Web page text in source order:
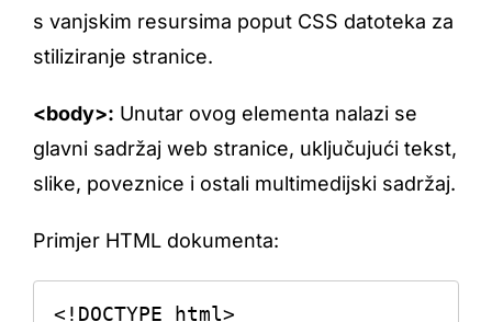
s vanjskim resursima poput CSS datoteka za
stiliziranje stranice.
<body>: Unutar ovog elementa nalazi se
glavni sadržaj web stranice, uključujući tekst,
slike, poveznice i ostali multimedijski sadržaj.
Primjer HTML dokumenta:
<!DOCTYPE html>